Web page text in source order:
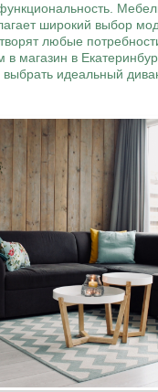
широкий выбор
любые
в магазин в
выбрать идеальный